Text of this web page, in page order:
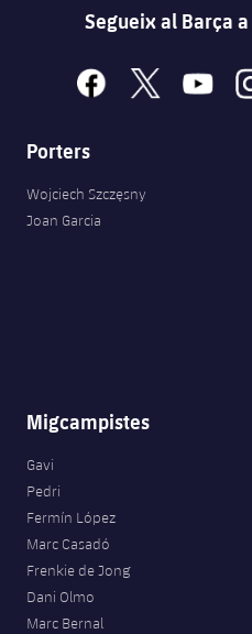
Segueix al Barça
facebook
x youtube
Porters
Wojciech Szczęsny
Joan Garcia
Migcampistes
Gavi
Pedri
Fermín López
Marc Casadó
Frenkie de Jong
Dani Olmo
Marc Bernal